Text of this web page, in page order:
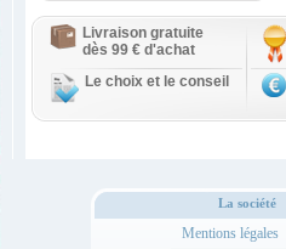
Livraison gratuite
dès 99 € d'achat
Le choix et le conseil
La société
Mentions légales